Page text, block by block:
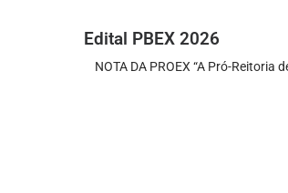
Edital PBEX 2026
NOTA DA PROEX “A Pró-Reitoria